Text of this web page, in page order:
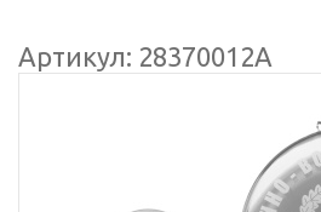
Артикул: 28370012А